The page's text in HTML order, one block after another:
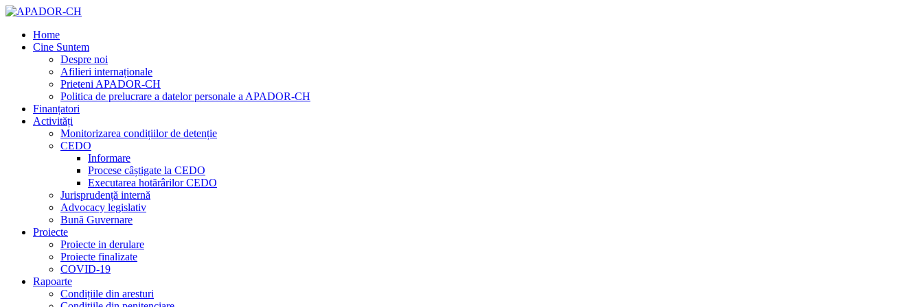
Home
Cine Suntem
Despre noi
Afilieri internaționale
Prieteni APADOR-CH
Politica de prelucrare a datelor personale a APADOR-CH
Finanțatori
Activități
Monitorizarea condițiilor de detenție
CEDO
Informare
Procese câștigate la CEDO
Executarea hotărârilor CEDO
Jurisprudență internă
Advocacy legislativ
Bună Guvernare
Proiecte
Proiecte in derulare
Proiecte finalizate
COVID-19
Rapoarte
Condițiile din aresturi